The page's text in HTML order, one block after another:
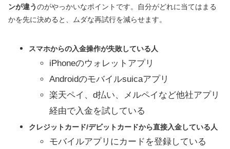
ンが違うのがやっかいなポイントです。自分がどれに当てはまる
かを先に決めると、ムダな再試行を減らせます。
スマホからの入金操作が失敗している人
iPhoneのウォレットアプリ
Androidのモバイルsuicaアプリ
楽天ペイ、d払い、メルペイなど他社アプリ
経由で入金を試している
クレジットカード/デビットカードから直接入金している人
モバイルアプリにカードを登録している